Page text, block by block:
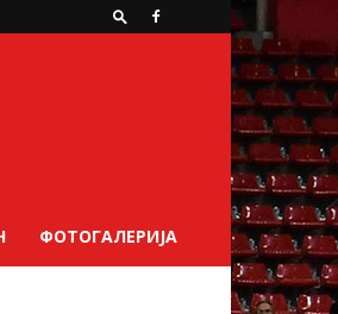
ФОТОГАЛЕРИЈА